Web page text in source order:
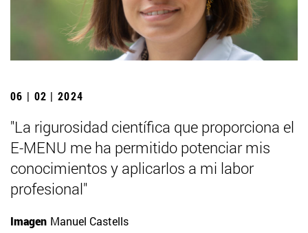
06 | 02 | 2024
"La rigurosidad científica que proporciona el
E-MENU me ha permitido potenciar mis
conocimientos y aplicarlos a mi labor
profesional"
Imagen Manuel Castells